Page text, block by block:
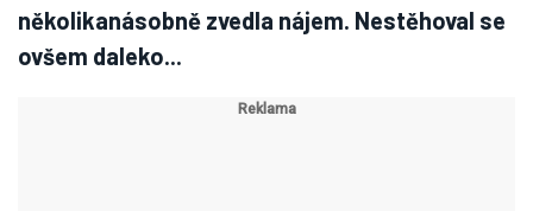
několikanásobně zvedla nájem. Nestěhoval se
ovšem daleko...